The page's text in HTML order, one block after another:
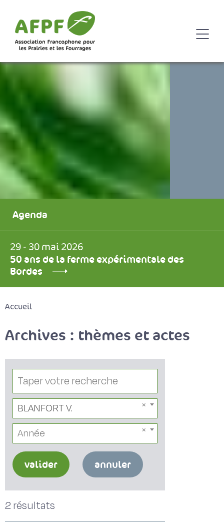
Agenda
29 - 30 mai 2026
50 ans de la ferme expérimentale des
Bordes
Accueil
Archives : thèmes et actes
BLANFORT V.
Année
valider annuler
2 résultats